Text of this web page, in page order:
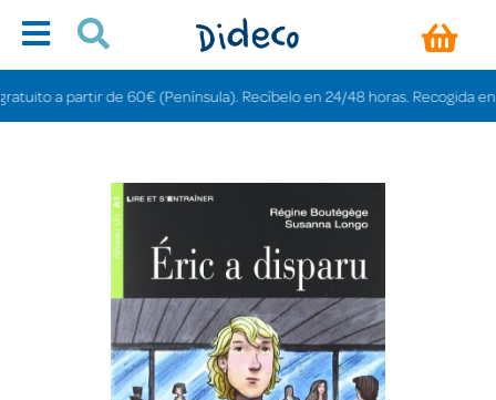
a partir de 60€ (Península). Recíbelo en 24/48 horas. Recogida en